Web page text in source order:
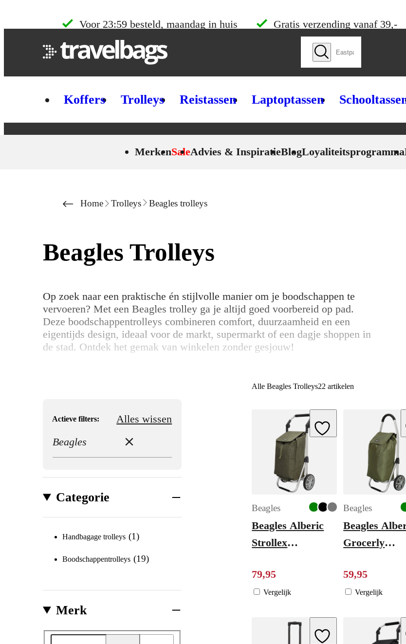
Voor 23:59 besteld, maandag in huis Gratis verzending vanaf 39,-
Koffers Trolleys Reistassen Laptoptassen
MerkenSaleAdvies & InspiratieBlogLoyaliteitsprogramma
Home Trolleys Beagles trolleys
Beagles Trolleys
Op zoek naar een praktische én stijlvolle manier om je boodschappen te
vervoeren? Met een Beagles trolley ga je altijd goed voorbereid op pad.
Deze boodschappentrolleys combineren comfort, duurzaamheid en een
eigentijds design, ideaal voor de markt, supermarkt of een dagje shoppen in
de stad. Ontdek het gemak van winkelen zonder gesjouw!
Alle Beagles Trolleys22 artikelen
Actieve filters:
Alles wissen
Beagles
Categorie
Handbagage trolleys 1
Boodschappentrolleys 19
Merk
Merk
Add to Wishlist
Beagles
Beagles Alberic
Strollex
olijfgroen
79,95
Vergelijk
Beagles
Beagles
Grocerly
olijfgroen
59,95
Vergelijk
Add to Wishlist